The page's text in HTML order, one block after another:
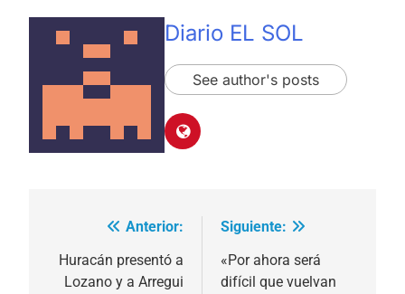
Diario EL SOL
See author's posts
Navegación
de
Anterior:
Huracán presentó a
Lozano y a Arregui
Siguiente:
«Por ahora será
difícil que vuelvan